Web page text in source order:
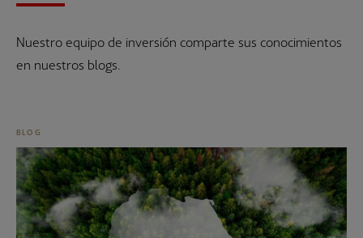
Nuestro equipo de inversión comparte sus conocimientos
en nuestros blogs.
BLOG